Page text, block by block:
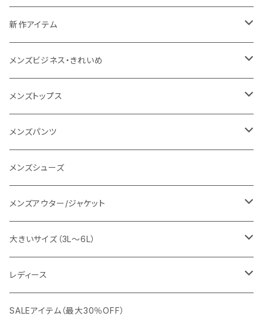
NANGA
1PIU1UGUALE3 RELAX
go slow caravan
SY32 by SWEET YEARS
URBAN SQUARE
EDWIN
snow peak
G-stage
TETEHOMME
メンズ
レディース
新作アイテム
メンズ
レディース
メンズビジネス・きれいめ
スーツ
カジュアルセットアップ
スラックス
ワイシャツ
シューズ
フォーマル
Tシャツ/ポロシャツ
メンズトップス
Tシャツ/カットソー
シャツ/ポロシャツ
パーカー/スウェット
ニット
メンズパンツ
デニムパンツ
イージーパンツ
スラックス
メンズシューズ
メンズアウター/ジャケット
ジャケット
カジュアルジャケット
ビジネスジャケット
ブルゾン
コート
大きいサイズ（3L～6L）
ビジネス
セットアップ
カジュアル
レディース
アウター
SALEアイテム（最大30％OFF）